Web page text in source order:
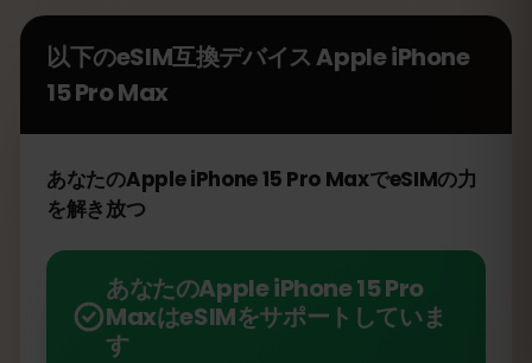
以下のeSIM互換デバイスApple iPhone
15 Pro Max
あなたのApple iPhone 15 Pro MaxでeSIMの力
を解き放つ
あなたのApple iPhone 15 Pro
MaxはeSIMをサポートしていま
す